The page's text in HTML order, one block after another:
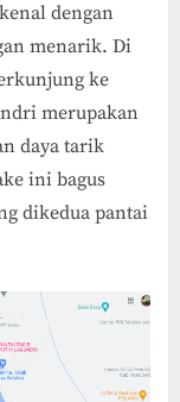
dengan
menarik. Di
ke
merupakan
daya tarik
ini bagus
dikedua pantai